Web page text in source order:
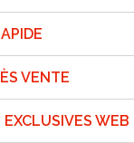
VENTE
WEB